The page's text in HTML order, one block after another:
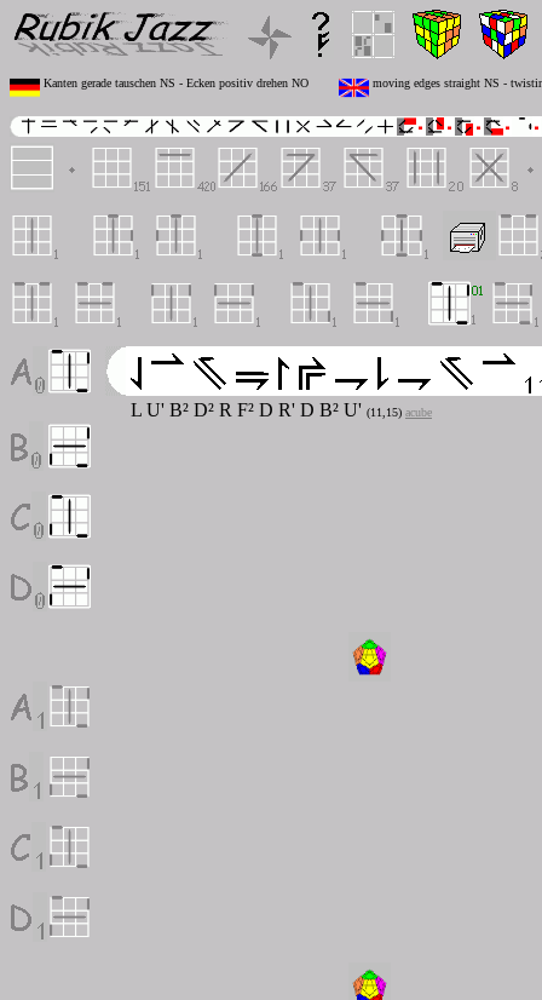
Kanten gerade tauschen NS - Ecken positiv drehen NO moving edges straight NS -
L U' B² D² R F² D R' D B² U' (11,15) acube